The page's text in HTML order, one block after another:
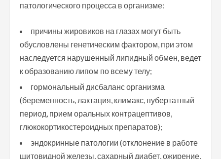
патологического процесса в организме:
причины жировиков на глазах могут быть
обусловлены генетическим фактором, при этом
наследуется нарушенный липидный обмен, ведет
к образованию липом по всему телу;
гормональный дисбаланс организма
(беременность, лактация, климакс, пубертатный
период, прием оральных контрацептивов,
глюкокортикостероидных препаратов);
эндокринные патологии (отклонение в работе
щитовидной железы, сахарный диабет, ожирение,